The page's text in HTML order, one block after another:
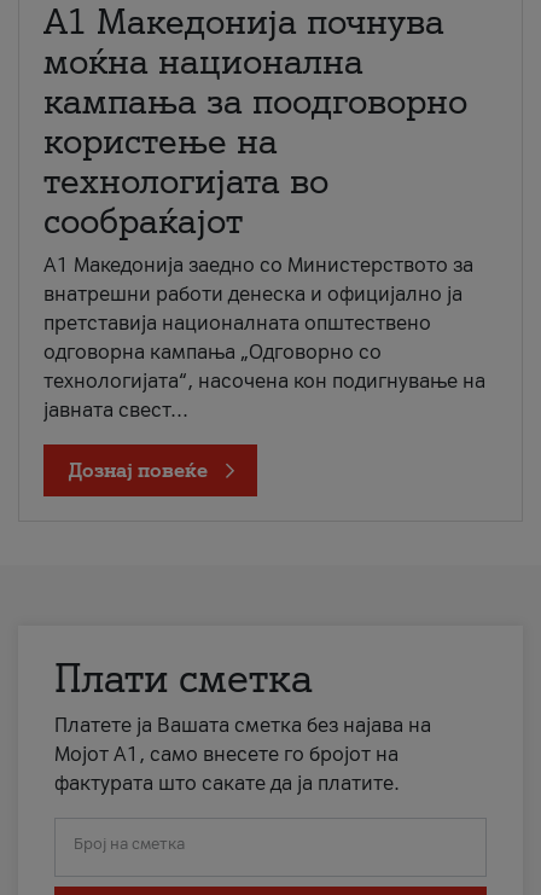
A1 Македонија почнува
моќна национална
кампања за поодговорно
користење на
технологијата во
сообраќајот
A1 Македонија заедно со Министерството за
внатрешни работи денеска и официјално ја
претставија националната општествено
одговорна кампања „Одговорно со
технологијата“, насочена кон подигнување на
јавната свест...
Дознај повеќе
Плати сметка
Платете ја Вашата сметка без најава на
Мојот А1, само внесете го бројот на
фактурата што сакате да ја платите.
Број на сметка